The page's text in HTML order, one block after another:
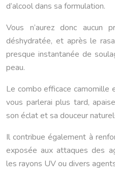
d’alcool dans sa formulation.
Vous n’aurez donc aucun
déshydratée, et après le
presque instantanée de
peau.
Le combo efficace camomille
vous parlerai plus tard,
son éclat et sa douceur
Il contribue également à
exposée aux attaques des
les rayons UV ou divers